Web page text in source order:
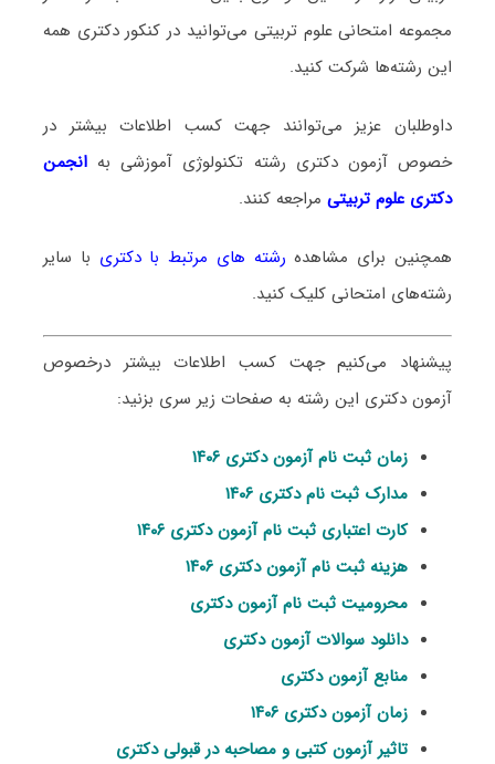
مجموعه امتحانی علوم تربیتی می‌توانید در کنکور دکتری همه
این رشته‌ها شرکت کنید.
داوطلبان عزیز می‌توانند جهت کسب اطلاعات بیشتر در
خصوص آزمون دکتری رشته تکنولوژی آموزشیبهانجمن
دکتری علوم تربیتی مراجعه کنند.
همچنین برای مشاهده رشته های مرتبط با دکتری با سایر
رشته‌های امتحانی کلیک کنید.
پیشنهاد می‌کنیم جهت کسب اطلاعات بیشتر درخصوص
آزمون دکتری این رشته به صفحات زیر سری بزنید:
زمان ثبت نام آزمون دکتری ۱۴۰۶
مدارک ثبت نام دکتری ۱۴۰۶
کارت اعتباری ثبت نام آزمون دکتری ۱۴۰۶
هزینه ثبت نام آزمون دکتری ۱۴۰۶
محرومیت ثبت نام آزمون دکتری
دانلود سوالات آزمون دکتری
منابع آزمون دکتری
زمان آزمون دکتری ۱۴۰۶
تاثیر آزمون کتبی و مصاحبه در قبولی دکتری